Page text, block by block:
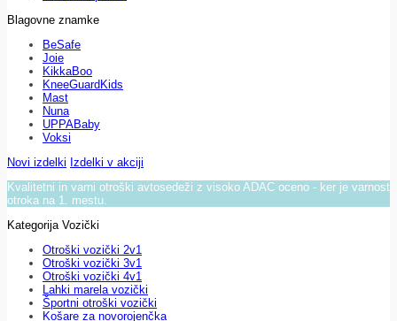
Blagovne znamke
BeSafe
Joie
KikkaBoo
KneeGuardKids
Mast
Nuna
UPPABaby
Voksi
Novi izdelki Izdelki v akciji
Kvalitetni in varni otroški avtosedeži z visoko ADAC oceno - ker je varnost
otroka na 1. mestu.
Kategorija Vozički
Otroški vozički 2v1
Otroški vozički 3v1
Otroški vozički 4v1
Lahki marela vozički
Športni otroški vozički
Košare za novorojenčka